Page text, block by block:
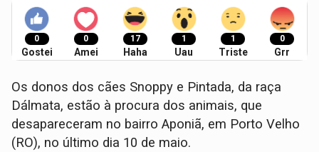
0
Gostei
0
Amei
17
Haha
1
Uau
1
Triste
0
Grr
Os donos dos cães Snoppy e Pintada, da raça
Dálmata, estão à procura dos animais, que
desapareceram no bairro Aponiã, em Porto Velho
(RO), no último dia 10 de maio.